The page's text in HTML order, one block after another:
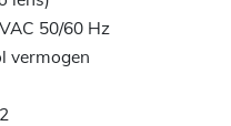
50/60 Hz
vermogen